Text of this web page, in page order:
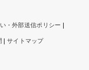
・外部送信ポリシー
サイトマップ